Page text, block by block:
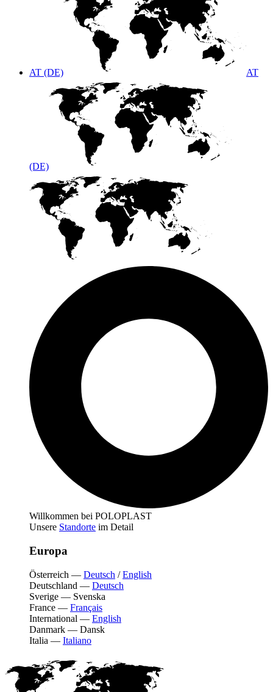
AT (DE) AT
(DE)
Willkommen bei POLOPLAST
Unsere Standorte im Detail
Europa
Österreich — Deutsch /English
Deutschland — Deutsch
Sverige — Svenska
France — Français
International — English
Danmark — Dansk
Italia — Italiano